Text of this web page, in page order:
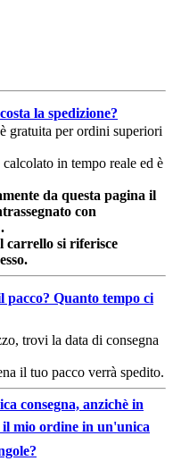
la spedizione?
gratuita per ordini superiori
in tempo reale ed è
da questa pagina il
con
carrello si riferisce
pacco? Quanto tempo ci
trovi la data di consegna
il tuo pacco verrà spedito.
consegna, anzichè in
il mio ordine in un'unica